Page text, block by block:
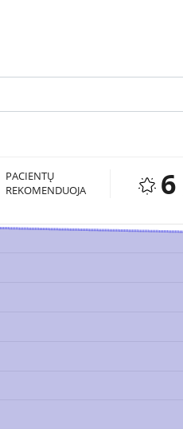
PACIENTŲ
REKOMENDUOJA
6